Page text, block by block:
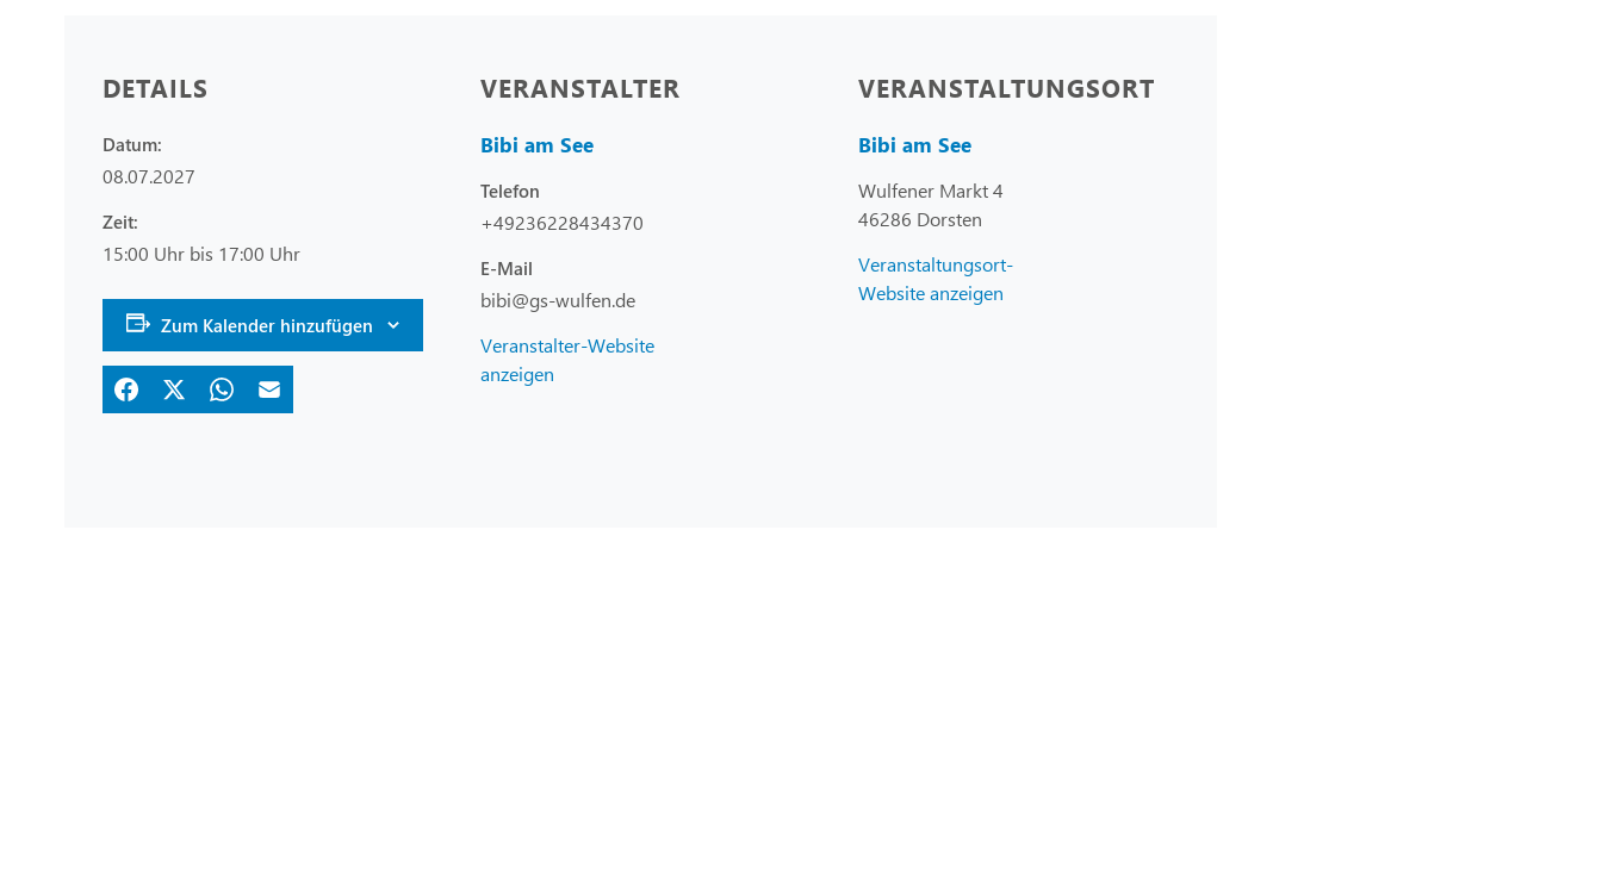
DETAILS
Datum:
08.07.2027
Zeit:
15:00 Uhr bis 17:00 Uhr
Zum Kalender hinzufügen
VERANSTALTER
Bibi am See
Telefon
+49236228434370
E-Mail
bibi@gs-wulfen.de
Veranstalter-Website
anzeigen
VERANSTALTUNGSORT
Bibi am See
Wulfener Markt 4
46286 Dorsten
Veranstaltungsort-
Website anzeigen